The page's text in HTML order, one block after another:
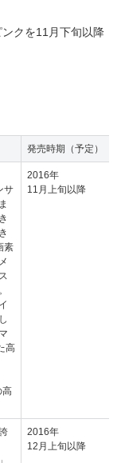
クを11月下旬以降
発売時期（予定）
サ
素
高
高
2016年
11月上旬以降
2016年
12月上旬以降